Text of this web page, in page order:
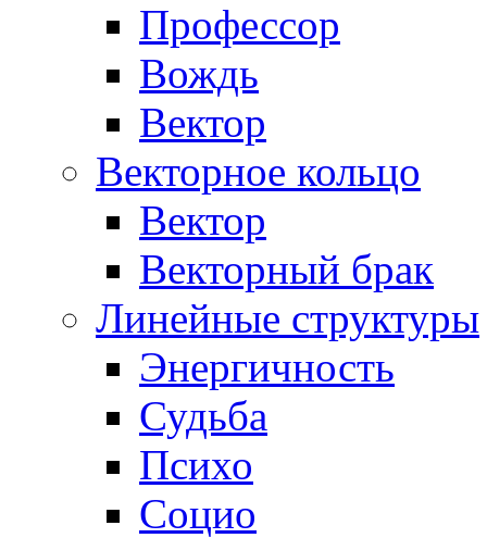
Профессор
Вождь
Вектор
Векторное кольцо
Вектор
Векторный брак
Линейные структуры
Энергичность
Судьба
Психо
Социо